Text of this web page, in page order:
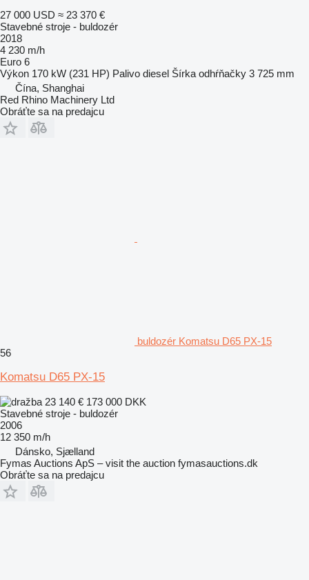
27 000 USD ≈ 23 370 €
Stavebné stroje - buldozér
2018
4 230 m/h
Euro 6
Výkon 170 kW (231 HP) Palivo diesel Šírka odhŕňačky 3 725 mm
Čína, Shanghai
Red Rhino Machinery Ltd
Obráťte sa na predajcu
buldozér Komatsu D65 PX-15
56
Komatsu D65 PX-15
23 140 € 173 000 DKK
Stavebné stroje - buldozér
2006
12 350 m/h
Dánsko, Sjælland
Fymas Auctions ApS – visit the auction fymasauctions.dk
Obráťte sa na predajcu